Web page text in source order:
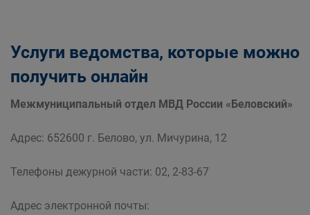
Услуги ведомства, которые можно
получить онлайн
Межмуниципальный отдел МВД России «Беловский»
Адрес: 652600 г. Белово, ул. Мичурина, 12
Телефоны дежурной части: 02, 2-83-67
Адрес электронной почты: